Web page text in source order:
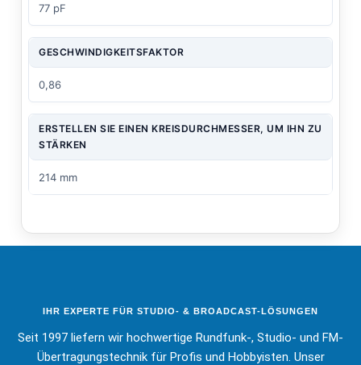
77 pF
GESCHWINDIGKEITSFAKTOR
0,86
ERSTELLEN SIE EINEN KREISDURCHMESSER, UM IHN ZU
STÄRKEN
214 mm
IHR EXPERTE FÜR STUDIO- & BROADCAST-LÖSUNGEN
Seit 1997 liefern wir hochwertige Rundfunk-, Studio- und FM-
Übertragungstechnik für Profis und Hobbyisten. Unser